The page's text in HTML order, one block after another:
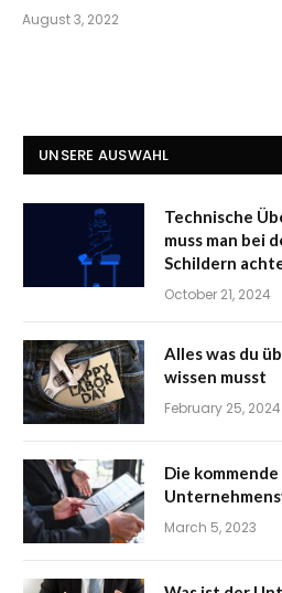
August 3, 2022
UNSERE AUSWAHL
Technische
muss man bei
Schildern
October 21, 2024
Alles was du
wissen musst
February 25, 2024
Die
March 5, 2023